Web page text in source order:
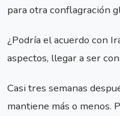
para otra conflagración
¿Podría el acuerdo con
aspectos, llegar a ser
Casi tres semanas
mantiene más o menos.